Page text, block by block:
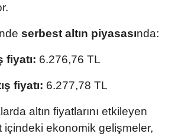
serbest altın piyasasında:
fiyatı: 6.276,76 TL
fiyatı: 6.277,78 TL
altın fiyatlarını etkileyen
içindeki ekonomik gelişmeler,